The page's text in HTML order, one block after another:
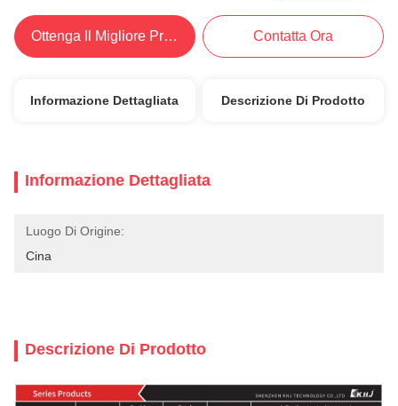
Ottenga Il Migliore Prezzo Contatta Ora
Informazione Dettagliata Descrizione Di Prodotto
Informazione Dettagliata
Luogo Di Origine:
Cina
Descrizione Di Prodotto